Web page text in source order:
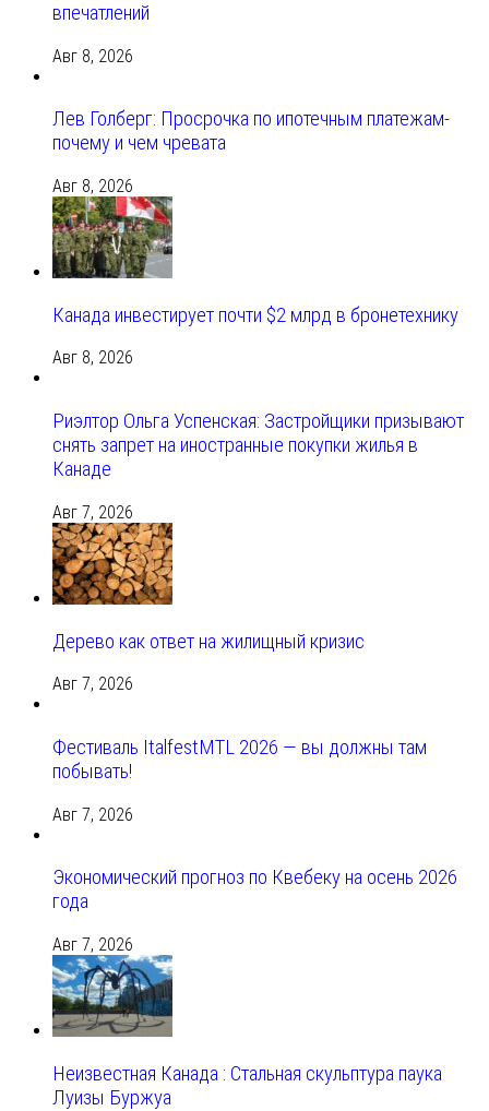
впечатлений
Авг 8, 2026
Лев Голберг: Просрочка по ипотечным платежам-
почему и чем чревата
Авг 8, 2026
Канада инвестирует почти $2 млрд в бронетехнику
Авг 8, 2026
Риэлтор Ольга Успенская: Застройщики призывают
снять запрет на иностранные покупки жилья в
Канаде
Авг 7, 2026
Дерево как ответ на жилищный кризис
Авг 7, 2026
Фестиваль ItalfestMTL 2026 — вы должны там
побывать!
Авг 7, 2026
Экономический прогноз по Квебеку на осень 2026
года
Авг 7, 2026
Неизвестная Канада : Стальная скульптура паука
Луизы Буржуа